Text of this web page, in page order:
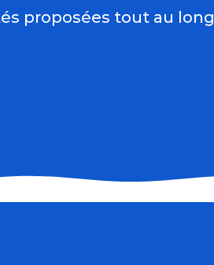
proposées tout au long